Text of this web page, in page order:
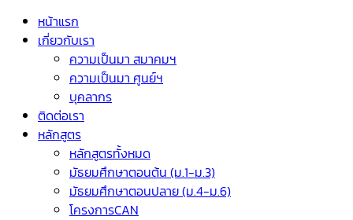
หน้าแรก
เกี่ยวกับเรา
ความเป็นมา สมาคมฯ
ความเป็นมา ศูนย์ฯ
บุคลากร
ติดต่อเรา
หลักสูตร
หลักสูตรทั้งหมด
มัธยมศึกษาตอนต้น (ม.1-ม.3)
มัธยมศึกษาตอนปลาย (ม.4-ม.6)
โครงการCAN